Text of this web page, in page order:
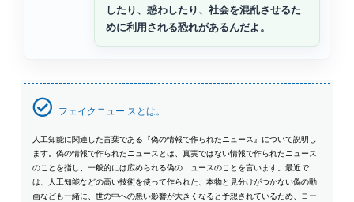
したり、惑わしたり、社会を混乱させるた
めに利用される恐れがあるんだよ。
フェイクニュー スとは。
人工知能に関連した言葉である『偽の情報で作られたニュース』について説明し
ます。偽の情報で作られたニュースとは、真実ではない情報で作られたニュース
のことを指し、一般的には広められる偽のニュースのことを言います。最近で
は、人工知能などの高い技術を使って作られた、本物と見分けがつかない偽の動
画なども一緒に、世の中への悪い影響が大きくなると予想されているため、ヨー